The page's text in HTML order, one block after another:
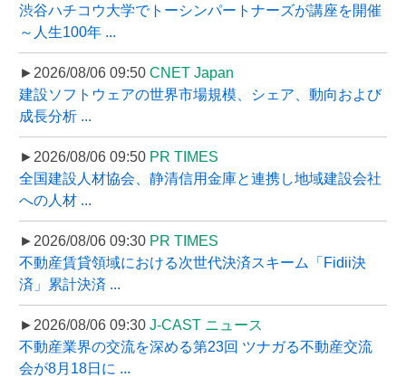
渋谷ハチコウ大学でトーシンパートナーズが講座を開催
～人生100年 ...
►2026/08/06 09:50 CNET Japan
建設ソフトウェアの世界市場規模、シェア、動向および
成長分析 ...
►2026/08/06 09:50 PR TIMES
全国建設人材協会、静清信用金庫と連携し地域建設会社
への人材 ...
►2026/08/06 09:30 PR TIMES
不動産賃貸領域における次世代決済スキーム「Fidii決
済」累計決済 ...
►2026/08/06 09:30 J-CAST ニュース
不動産業界の交流を深める第23回 ツナガる不動産交流
会が8月18日に ...